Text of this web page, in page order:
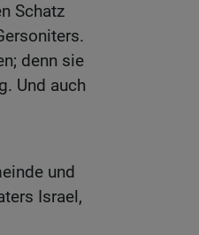
Schatz
denn sie
Und auch
und
Israel,